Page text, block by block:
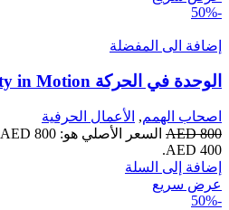
-50%
إضافة الى المفضلة
الوحدة في الحركة Unity in Motion
اصحاب الهمم, الأعمال الحرفية
AED800 السعر الأصلي هو: AED 800.
AED 400.
إضافة إلى السلة
عرض سريع
-50%